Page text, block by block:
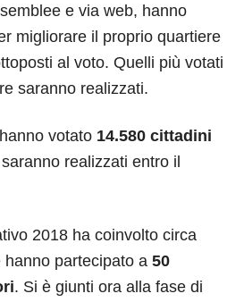
e via web, hanno
migliorare il proprio quartiere
al voto. Quelli più votati
saranno realizzati.
votato 14.580 cittadini
realizzati entro il
2018 ha coinvolto circa
hanno partecipato a50
. Si è giunti ora alla fase di